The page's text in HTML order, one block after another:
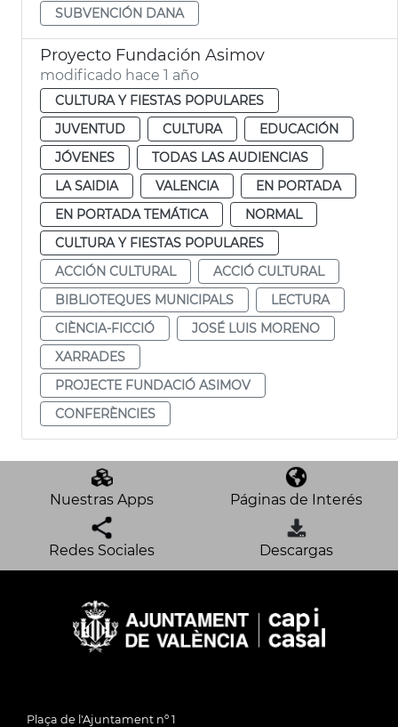
SUBVENCIÓN DANA
Proyecto Fundación Asimov
modificado hace 1 año
CULTURA Y FIESTAS POPULARES
JUVENTUD
CULTURA
EDUCACIÓN
JÓVENES
TODAS LAS AUDIENCIAS
LA SAIDIA
VALENCIA
EN PORTADA
EN PORTADA TEMÁTICA
NORMAL
CULTURA Y FIESTAS POPULARES
ACCIÓN CULTURAL
ACCIÓ CULTURAL
BIBLIOTEQUES MUNICIPALS
LECTURA
CIÈNCIA-FICCIÓ
JOSÉ LUIS MORENO
XARRADES
PROJECTE FUNDACIÓ ASIMOV
CONFERÈNCIES
Nuestras Apps Páginas de Interés
Redes Sociales Descargas
Plaça de l'Ajuntament nº 1